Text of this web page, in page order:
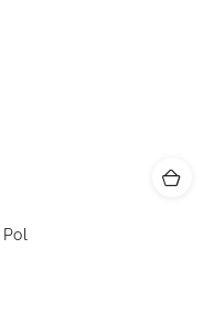
Pol